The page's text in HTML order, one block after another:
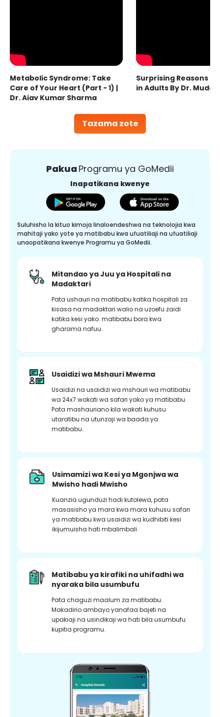
Tazama zote
Metabolic Syndrome: Take
Care of Your Heart (Part - 1) |
Dr. Ajay Kumar Sharma
Surprising Reasons
in Adults By Dr.
Pakua Programu ya GoMedii
Inapatikana kwenye
Suluhisho la kituo kimoja linaloendeshwa na teknolojia kwa
mahitaji yako yote ya matibabu kwa ufuatiliaji na ufuatiliaji
unaopatikana kwenye Programu ya GoMedii.
Mitandao ya Juu ya Hospitali na
Madaktari
Pata ushauri na matibabu katika hospitali za
kisasa na madaktari walio na uzoefu zaidi
katika kesi yako. matibabu bora kwa
gharama nafuu.
Usaidizi wa Mshauri Mwema
Usaidizi na usaidizi wa mshauri wa matibabu
wa 24x7 wakati wa safari yako ya matibabu.
Pata mashauriano kila wakati kuhusu
utaratibu na utunzaji wa baada ya
matibabu.
Usimamizi wa Kesi ya Mgonjwa wa
Mwisho hadi Mwisho
Kuanzia ugunduzi hadi kutolewa, pata
masasisho ya mara kwa mara kuhusu safari
ya matibabu kwa usaidizi wa kudhibiti kesi
ikijumuisha hati mbalimbali.
Matibabu ya kirafiki na uhifadhi wa
nyaraka bila usumbufu
Pata chaguzi maalum za matibabu.
Makadirio ambayo yanafaa bajeti na
upakiaji na usindikaji wa hati bila usumbufu
kupitia programu.